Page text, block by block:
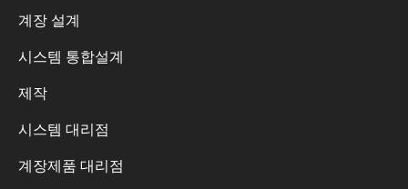
계장 설계
시스템 통합설계
제작
시스템 대리점
계장제품 대리점